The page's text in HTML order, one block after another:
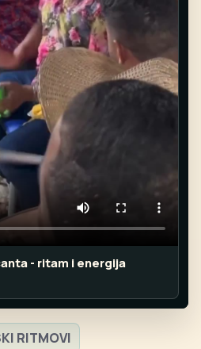
- ritam i energija
RITMOVI